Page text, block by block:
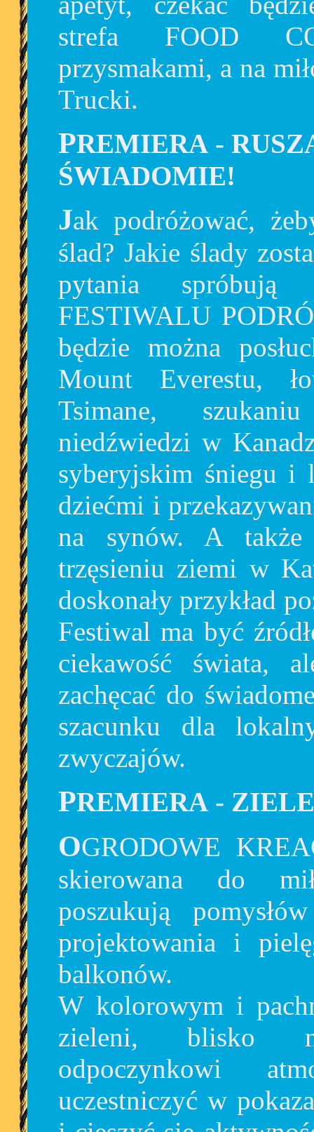
strefa FOOD
przysmakami, a na
Trucki.
PREMIERA -
ŚWIADOMIE!
Jak podróżować, żeby zostawić po sobie dobry
ślad? Jakie ślady
pytania spróbują
FESTIWALU
będzie można
Mount Everestu,
Tsimane,
niedźwiedzi w
syberyjskim śniegu i
dziećmi i
na synów. A
trzęsieniu ziemi w
doskonały przykład
Festiwal ma być
ciekawość świata,
zachęcać do
szacunku dla
zwyczajów.
PREMIERA -
OGRODOWE KREACJE to z kolei propozycja
skierowana do
poszukują
projektowania i
balkonów.
W kolorowym i
zieleni, blisko
odpoczynkowi
uczestniczyć w